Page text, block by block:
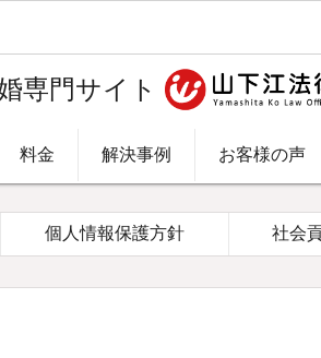
専門サイト
料金 解決事例 お客様の声
個人情報保護方針 社会